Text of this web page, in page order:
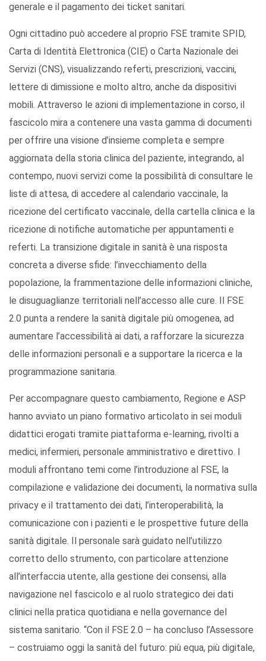
generale e il pagamento dei ticket sanitari.
Ogni cittadino può accedere al proprio FSE tramite SPID,
Carta di Identità Elettronica (CIE) o Carta Nazionale dei
Servizi (CNS), visualizzando referti, prescrizioni, vaccini,
lettere di dimissione e molto altro, anche da dispositivi
mobili. Attraverso le azioni di implementazione in corso, il
fascicolo mira a contenere una vasta gamma di documenti
per offrire una visione d’insieme completa e sempre
aggiornata della storia clinica del paziente, integrando, al
contempo, nuovi servizi come la possibilità di consultare le
liste di attesa, di accedere al calendario vaccinale, la
ricezione del certificato vaccinale, della cartella clinica e la
ricezione di notifiche automatiche per appuntamenti e
referti. La transizione digitale in sanità è una risposta
concreta a diverse sfide: l’invecchiamento della
popolazione, la frammentazione delle informazioni cliniche,
le disuguaglianze territoriali nell’accesso alle cure. Il FSE
2.0 punta a rendere la sanità digitale più omogenea, ad
aumentare l’accessibilità ai dati, a rafforzare la sicurezza
delle informazioni personali e a supportare la ricerca e la
programmazione sanitaria.
Per accompagnare questo cambiamento, Regione e ASP
hanno avviato un piano formativo articolato in sei moduli
didattici erogati tramite piattaforma e-learning, rivolti a
medici, infermieri, personale amministrativo e direttivo. I
moduli affrontano temi come l’introduzione al FSE, la
compilazione e validazione dei documenti, la normativa sulla
privacy e il trattamento dei dati, l’interoperabilità, la
comunicazione con i pazienti e le prospettive future della
sanità digitale. Il personale sarà guidato nell’utilizzo
corretto dello strumento, con particolare attenzione
all’interfaccia utente, alla gestione dei consensi, alla
navigazione nel fascicolo e al ruolo strategico dei dati
clinici nella pratica quotidiana e nella governance del
sistema sanitario. “Con il FSE 2.0 – ha concluso l’Assessore
– costruiamo oggi la sanità del futuro: più equa, più digitale,